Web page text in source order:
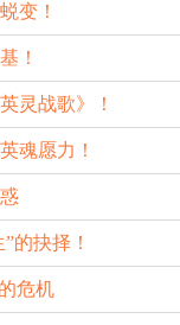
变！
！
灵战歌》！
魂愿力！
的抉择！
危机